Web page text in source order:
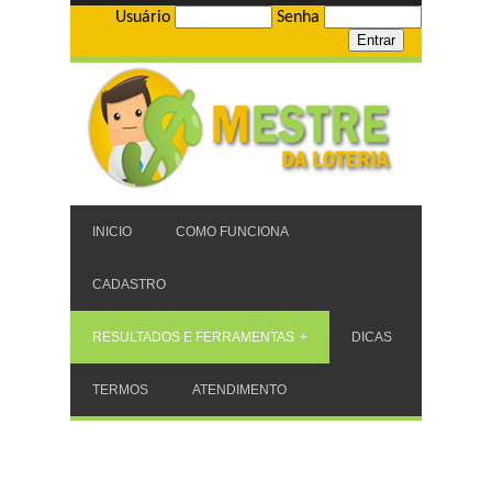
Usuário Senha
INICIO COMO FUNCIONA
CADASTRO
RESULTADOS E FERRAMENTAS DICAS
TERMOS ATENDIMENTO